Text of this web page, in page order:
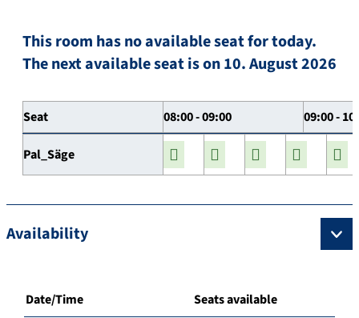
This room has no available seat for today.
The next available seat is on 10. August 2026
Seat 08:00 - 09:00 09:00 -
Pal_Säge
Availability
Date/Time Seats available